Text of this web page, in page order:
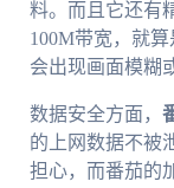
料。而且它还有
100M带宽，就
会出现画面模糊
数据安全方面，
的上网数据不被
担心，而番茄的